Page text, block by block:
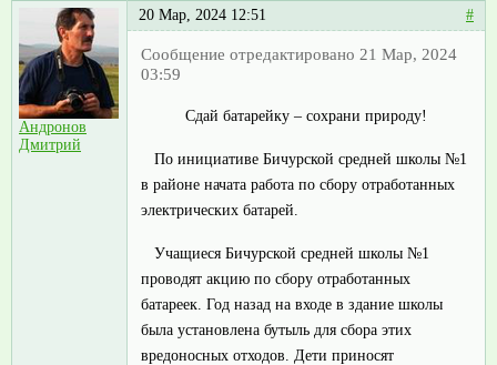
Андронов
Дмитрий
20 Мар, 2024 12:51 #
Сообщение отредактировано 21 Мар, 2024
03:59
Сдай батарейку – сохрани природу!
По инициативе Бичурской средней школы №1
в районе начата работа по сбору отработанных
электрических батарей.
Учащиеся Бичурской средней школы №1
проводят акцию по сбору отработанных
батареек. Год назад на входе в здание школы
была установлена бутыль для сбора этих
вредоносных отходов. Дети приносят